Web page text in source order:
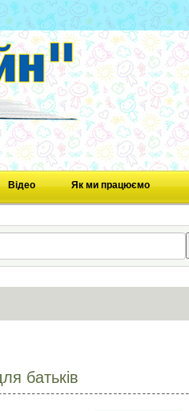
Відео Як ми працюємо
батьків